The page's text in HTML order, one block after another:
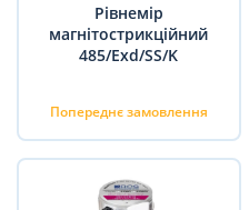
Рівнемір
магнітострикційний
485/Exd/SS/K
Попереднє замовлення